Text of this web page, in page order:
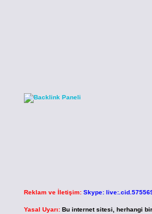
Reklam ve İletişim: Skype:
Yasal Uyarı: Bu internet sitesi, herhangi